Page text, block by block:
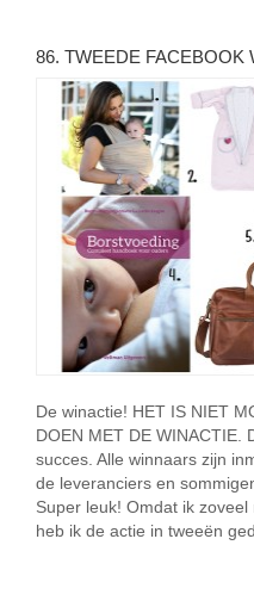
86. TWEEDE FACEBOOK
De winactie! HET IS NIET
DOEN MET DE WINACTIE.
succes. Alle winnaars zijn
de leveranciers en
Super leuk! Omdat ik
heb ik de actie in tweeën